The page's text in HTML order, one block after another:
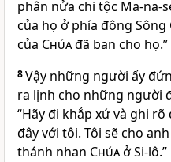
phân nửa chi tộc Ma-na-
của họ ở phía đông
của Chúađã ban cho họ.”
8Vậy những người ấy
ra lịnh cho những người
“Hãy đi khắp xứ và ghi
đây với tôi. Tôi sẽ cho
thánh nhan Chúaở Si-lô.”